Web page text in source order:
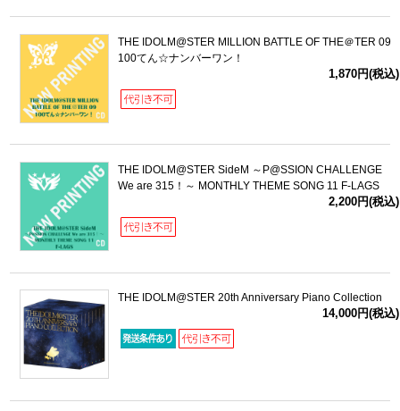
THE IDOLM@STER MILLION BATTLE OF THE＠TER 09
100てん☆ナンバーワン！
1,870円(税込)
THE IDOLM@STER SideM ～P@SSION CHALLENGE
We are 315！～ MONTHLY THEME SONG 11 F-LAGS
2,200円(税込)
THE IDOLM@STER 20th Anniversary Piano Collection
14,000円(税込)